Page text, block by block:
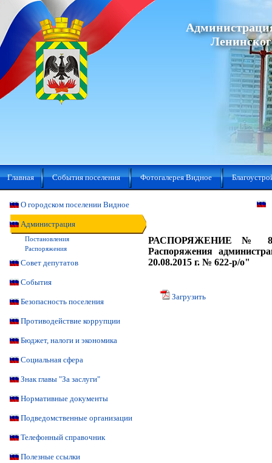
Главная События поселения Фотогалерея Видное
О городском поселении Видное
Администрация
Постановления
Распоряжения
Совет депутатов
События
Безопасность поселения
Противодействие коррупции
Бюджет, налоги и экономика
Социальная сфера
Знак главы "За заслуги"
Нормативные документы
Подведомственные организации
Телефонный справочник
Полезные ссылки
РАСПОРЯЖЕНИЕ №
Распоряжения
20.08.2015 г. № 622-р/о"
Загрузить